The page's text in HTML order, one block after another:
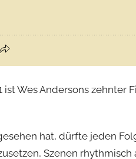
ist Wes Andersons
hat, dürfte jeden
Szenen